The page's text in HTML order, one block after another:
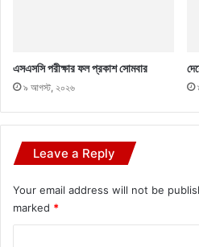
এসএসসি পরীক্ষার ফল প্রকাশ সোমবার
৯ আগস্ট, ২০২৬
Leave a Reply
Your email address will not be
marked *